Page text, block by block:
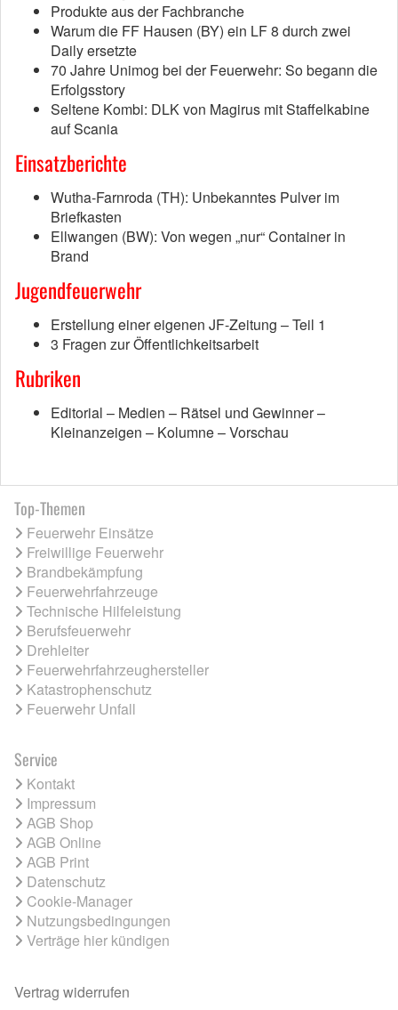
Produkte aus der Fachbranche
Warum die FF Hausen (BY) ein LF 8 durch zwei
Daily ersetzte
70 Jahre Unimog bei der Feuerwehr: So begann die
Erfolgsstory
Seltene Kombi: DLK von Magirus mit Staffelkabine
auf Scania
Einsatzberichte
Wutha-Farnroda (TH): Unbekanntes Pulver im
Briefkasten
Ellwangen (BW): Von wegen „nur“ Container in
Brand
Jugendfeuerwehr
Erstellung einer eigenen JF-Zeitung – Teil 1
3 Fragen zur Öffentlichkeitsarbeit
Rubriken
Editorial – Medien – Rätsel und Gewinner –
Kleinanzeigen – Kolumne – Vorschau
Top-Themen
Feuerwehr Einsätze
Freiwillige Feuerwehr
Brandbekämpfung
Feuerwehrfahrzeuge
Technische Hilfeleistung
Berufsfeuerwehr
Drehleiter
Feuerwehrfahrzeughersteller
Katastrophenschutz
Feuerwehr Unfall
Service
Kontakt
Impressum
AGB Shop
AGB Online
AGB Print
Datenschutz
Cookie-Manager
Nutzungsbedingungen
Verträge hier kündigen
Vertrag widerrufen